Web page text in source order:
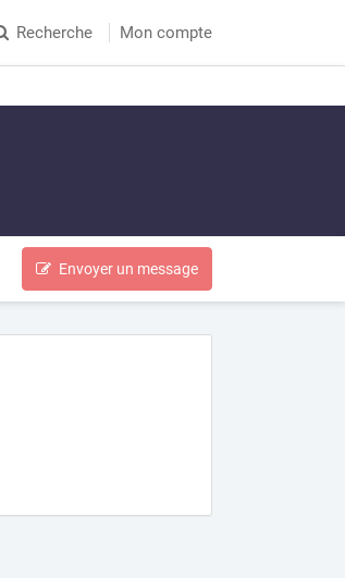
Recherche Mon compte
Envoyer un message